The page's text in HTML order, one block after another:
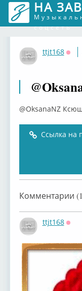
НА
соцсеть
ttjt168
@OksanaNZ
Ссылка на
Комментарии
ttjt168